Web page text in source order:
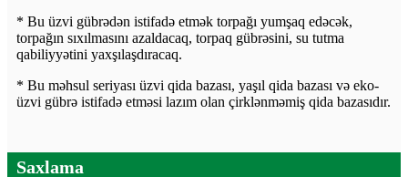
* Bu üzvi gübrədən istifadə etmək torpağı yumşaq edəcək,
torpağın sıxılmasını azaldacaq, torpaq gübrəsini, su tutma
qabiliyyətini yaxşılaşdıracaq.
* Bu məhsul seriyası üzvi qida bazası, yaşıl qida bazası və eko-
üzvi gübrə istifadə etməsi lazım olan çirklənməmiş qida bazasıdır.
Saxlama